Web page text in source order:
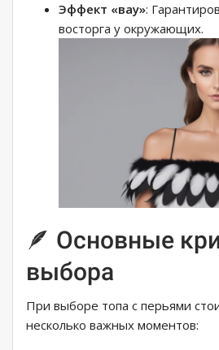
Эффект «вау»:
восторга у окружающих.
🪶 Основные
выбора
При выборе топа с перьями
несколько важных моментов: